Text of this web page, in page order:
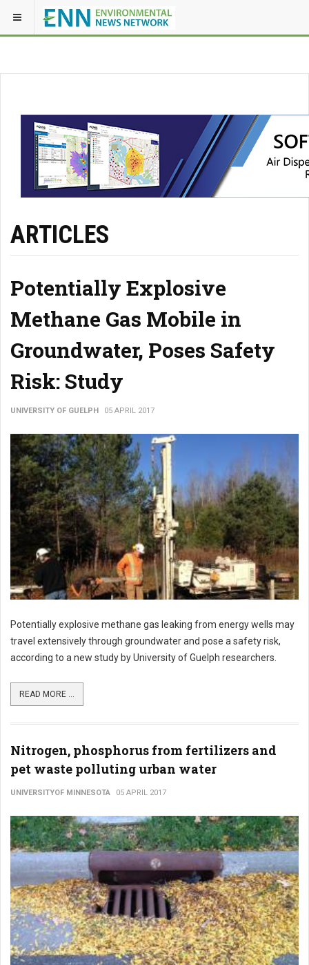
ARTICLES
Potentially Explosive
Methane Gas Mobile in
Groundwater, Poses Safety
Risk: Study
UNIVERSITY OF GUELPH 05 APRIL 2017
Potentially explosive methane gas leaking from energy wells may
travel extensively through groundwater and pose a safety risk,
according to a new study by University of Guelph researchers.
READ MORE ...
Nitrogen, phosphorus from fertilizers and
pet waste polluting urban water
UNIVERSITYOF MINNESOTA 05 APRIL 2017